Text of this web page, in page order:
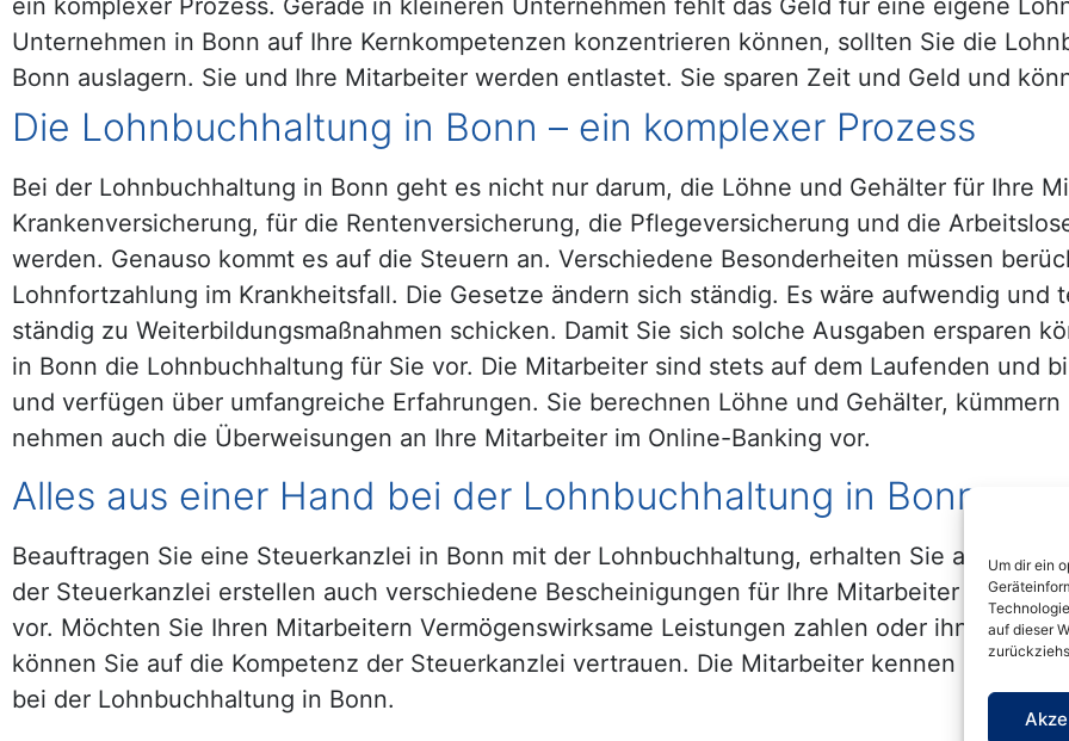
Um dir ein
auf dieser
ein komplexer Prozess. Gerade in kleineren Unternehmen fehlt das Geld für eine eigene
Unternehmen in Bonn auf Ihre Kernkompetenzen konzentrieren können, sollten Sie die
Bonn auslagern. Sie und Ihre Mitarbeiter werden entlastet. Sie sparen Zeit und Geld und
Die Lohnbuchhaltung in Bonn – ein komplexer Prozess
Bei der Lohnbuchhaltung in Bonn geht es nicht nur darum, die Löhne und Gehälter für Ihre
Krankenversicherung, für die Rentenversicherung, die Pflegeversicherung und die
werden. Genauso kommt es auf die Steuern an. Verschiedene Besonderheiten müssen
Lohnfortzahlung im Krankheitsfall. Die Gesetze ändern sich ständig. Es wäre aufwendig und
ständig zu Weiterbildungsmaßnahmen schicken. Damit Sie sich solche Ausgaben ersparen
in Bonn die Lohnbuchhaltung für Sie vor. Die Mitarbeiter sind stets auf dem Laufenden und
und verfügen über umfangreiche Erfahrungen. Sie berechnen Löhne und Gehälter,
nehmen auch die Überweisungen an Ihre Mitarbeiter im Online-Banking vor.
Alles aus einer Hand bei der Lohnbuchhaltung in Bonn
Beauftragen Sie eine Steuerkanzlei in Bonn mit der Lohnbuchhaltung, erhalten Sie alle
der Steuerkanzlei erstellen auch verschiedene Bescheinigungen für Ihre Mitarbeiter und
vor. Möchten Sie Ihren Mitarbeitern Vermögenswirksame Leistungen zahlen oder ihnen
können Sie auf die Kompetenz der Steuerkanzlei vertrauen. Die Mitarbeiter kennen sich
bei der Lohnbuchhaltung in Bonn.